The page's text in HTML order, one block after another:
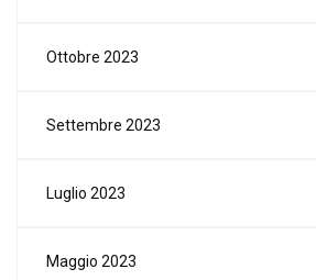
Ottobre 2023
Settembre 2023
Luglio 2023
Maggio 2023